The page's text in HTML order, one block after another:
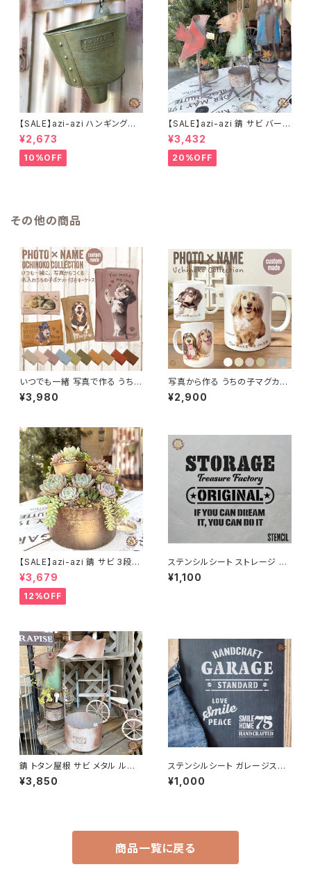
【SALE】azi-azi ハンギングブ
リキ漏斗プランターB
¥2,673
10%OFF
【SALE】azi-azi 錆 サビ バード
メタルプランター
¥3,432
20%OFF
その他の商品
いつでも一緒 写真で作る うちの
子ポケット付きキーケース
¥3,980
写真から作る うちの子マグカッ
プ 名入れ対応｜ペット 写真入り
オーダーメイド ギフト 犬 猫 う
¥2,900
【SALE】azi-azi 錆 サビ 3段シ
ャビー プランター
¥3,679
12%OFF
ステンシルシート ストレージ S
TORAGE / オリジナル DIY ハ
ンドメイド 手作り ハンドクラフ
¥1,100
錆 トタン屋根 サビ メタル ルー
フプランター A azi-azi
¥3,850
ステンシルシート ガレージスマ
イル 「75・GARAGE・ SMILE 3
種セット」 / オリジナル DIY ハン
¥1,000
商品一覧に戻る